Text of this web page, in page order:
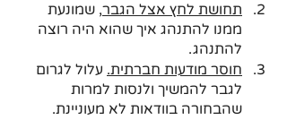
תחושת לחץ אצל הגבר, שמונעת
ממנו להתנהג איך שהוא היה רוצה
להתנהג.
חוסר מודעות חברתית. עלול לגרום
לגבר להמשיך ולנסות למרות
שהבחורה בוודאות לא מעוניינת.